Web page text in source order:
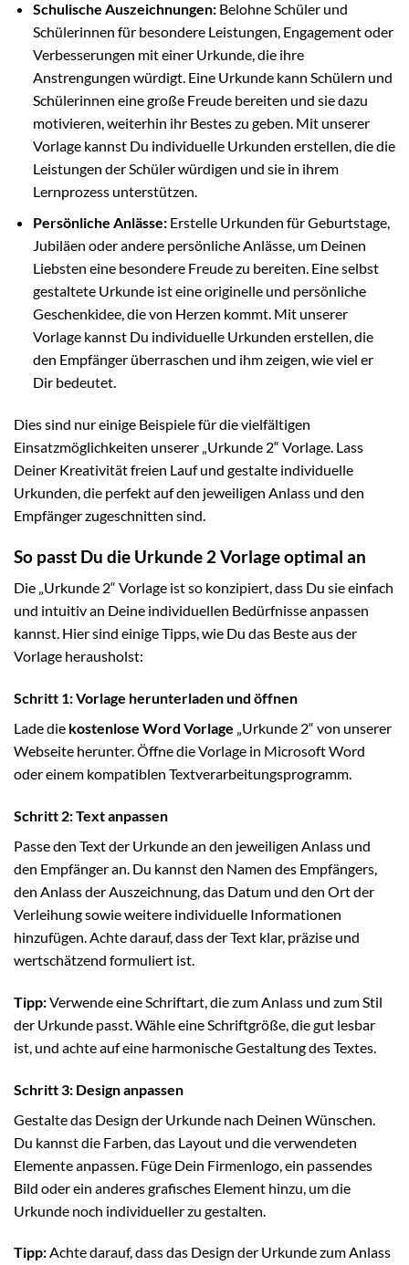
Schulische Auszeichnungen:Belohne Schüler und
Schülerinnen für besondere Leistungen, Engagement oder
Verbesserungen mit einer Urkunde, die ihre
Anstrengungen würdigt. Eine Urkunde kann Schülern und
Schülerinnen eine große Freude bereiten und sie dazu
motivieren, weiterhin ihr Bestes zu geben. Mit unserer
Vorlage kannst Du individuelle Urkunden erstellen, die die
Leistungen der Schüler würdigen und sie in ihrem
Lernprozess unterstützen.
Persönliche Anlässe:Erstelle Urkunden für Geburtstage,
Jubiläen oder andere persönliche Anlässe, um Deinen
Liebsten eine besondere Freude zu bereiten. Eine selbst
gestaltete Urkunde ist eine originelle und persönliche
Geschenkidee, die von Herzen kommt. Mit unserer
Vorlage kannst Du individuelle Urkunden erstellen, die
den Empfänger überraschen und ihm zeigen, wie viel er
Dir bedeutet.
Dies sind nur einige Beispiele für die vielfältigen
Einsatzmöglichkeiten unserer „Urkunde 2“ Vorlage. Lass
Deiner Kreativität freien Lauf und gestalte individuelle
Urkunden, die perfekt auf den jeweiligen Anlass und den
Empfänger zugeschnitten sind.
So passt Du die Urkunde 2 Vorlage optimal an
Die „Urkunde 2“ Vorlage ist so konzipiert, dass Du sie einfach
und intuitiv an Deine individuellen Bedürfnisse anpassen
kannst. Hier sind einige Tipps, wie Du das Beste aus der
Vorlage herausholst:
Schritt 1: Vorlage herunterladen und öffnen
Lade die kostenlose Word Vorlage „Urkunde 2“ von unserer
Webseite herunter. Öffne die Vorlage in Microsoft Word
oder einem kompatiblen Textverarbeitungsprogramm.
Schritt 2: Text anpassen
Passe den Text der Urkunde an den jeweiligen Anlass und
den Empfänger an. Du kannst den Namen des Empfängers,
den Anlass der Auszeichnung, das Datum und den Ort der
Verleihung sowie weitere individuelle Informationen
hinzufügen. Achte darauf, dass der Text klar, präzise und
wertschätzend formuliert ist.
Tipp:Verwende eine Schriftart, die zum Anlass und zum Stil
der Urkunde passt. Wähle eine Schriftgröße, die gut lesbar
ist, und achte auf eine harmonische Gestaltung des Textes.
Schritt 3: Design anpassen
Gestalte das Design der Urkunde nach Deinen Wünschen.
Du kannst die Farben, das Layout und die verwendeten
Elemente anpassen. Füge Dein Firmenlogo, ein passendes
Bild oder ein anderes grafisches Element hinzu, um die
Urkunde noch individueller zu gestalten.
Tipp:Achte darauf, dass das Design der Urkunde zum Anlass